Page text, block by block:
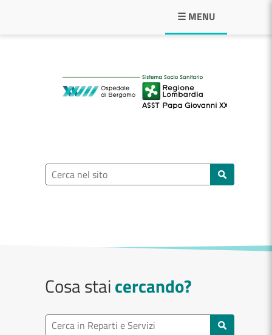
☰ MENU
ASST Papa
Ricerca nel sito
Cosa staicercando?
Ricerca reparto